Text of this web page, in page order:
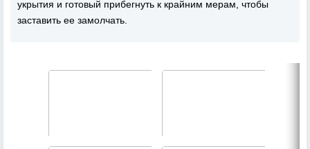
укрытия и готовый прибегнуть к крайним мерам, чтобы
заставить ее замолчать.